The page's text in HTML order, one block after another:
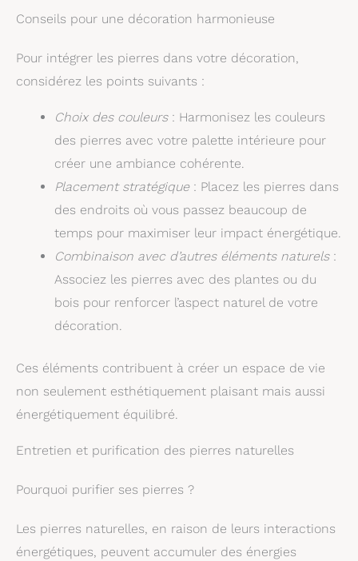
Conseils pour une décoration harmonieuse
Pour intégrer les pierres dans votre décoration,
considérez les points suivants :
Choix des couleurs: Harmonisez les couleurs
des pierres avec votre palette intérieure pour
créer une ambiance cohérente.
Placement stratégique: Placez les pierres dans
des endroits où vous passez beaucoup de
temps pour maximiser leur impact énergétique.
Combinaison avec d’autres éléments naturels:
Associez les pierres avec des plantes ou du
bois pour renforcer l’aspect naturel de votre
décoration.
Ces éléments contribuent à créer un espace de vie
non seulement esthétiquement plaisant mais aussi
énergétiquement équilibré.
Entretien et purification des pierres naturelles
Pourquoi purifier ses pierres ?
Les pierres naturelles, en raison de leurs interactions
énergétiques, peuvent accumuler des énergies